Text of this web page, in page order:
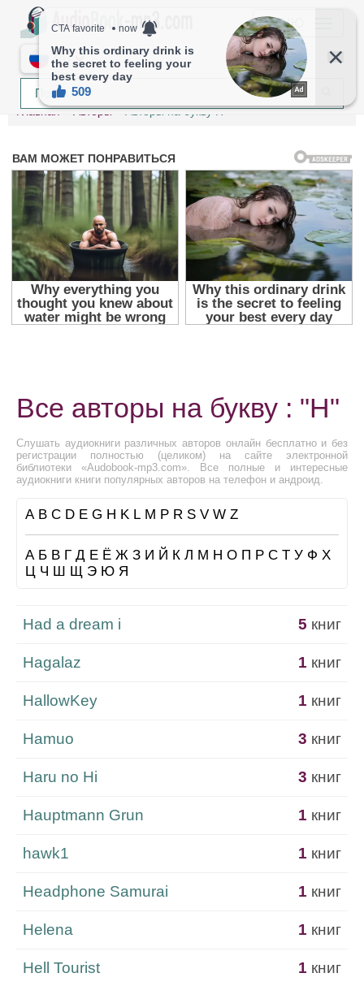
МЕНЮ
RU
Главная Авторы Авторы на букву H
Все авторы на букву : "H"
Слушать аудиокниги различных авторов онлайн бесплатно и без
регистрации полностью (целиком) на сайте электронной
библиотеки «Audobook-mp3.com». Все полные и интересные
аудиокниги книги популярных авторов на телефон и андроид.
A B C D E G H K L M P R S V W Z
А Б В Г Д Е Ё Ж З И Й К Л М Н О П Р С Т У Ф Х
Ц Ч Ш Щ Э Ю Я
Had a dream i 5 книг
Hagalaz 1 книг
HallowKey 1 книг
Hamuo 3 книг
Haru no Hi 3 книг
Hauptmann Grun 1 книг
hawk1 1 книг
Headphone Samurai 1 книг
Helena 1 книг
Hell Tourist 1 книг